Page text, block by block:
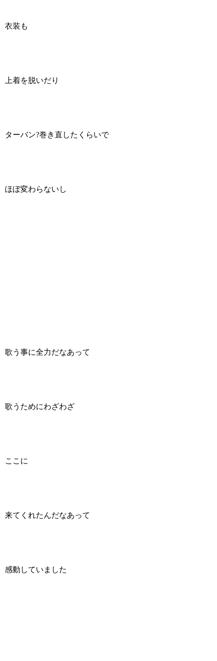
衣装も
上着を脱いだり
ターバン?巻き直したくらいで
ほぼ変わらないし
歌う事に全力だなあって
歌うためにわざわざ
ここに
来てくれたんだなあって
感動していました